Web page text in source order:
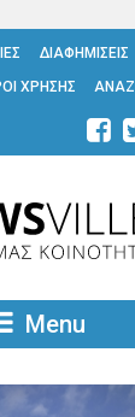
ΔΙΑΦΗΜΙΣΕΙΣ
ΧΡΗΣΗΣ
Menu